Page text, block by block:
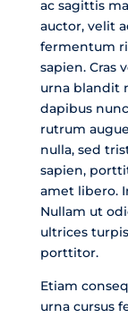
ac sagittis
auctor, velit
fermentum
sapien. Cras
urna blandit
dapibus
rutrum
nulla, sed
sapien,
amet libero.
Nullam ut
ultrices
porttitor.
Etiam
urna cursus